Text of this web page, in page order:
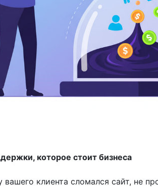
которое стоит бизнеса
вашего клиента сломался сайт, не